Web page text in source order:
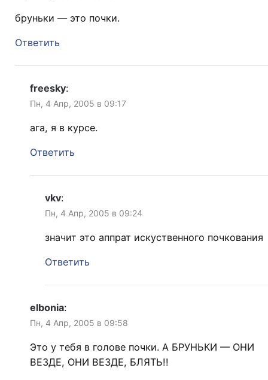
бруньки — это почки.
Ответить
freesky:
Пн, 4 Апр, 2005 в 09:17
ага, я в курсе.
Ответить
vkv:
Пн, 4 Апр, 2005 в 09:24
значит это аппрат искуственного почкования
Ответить
elbonia:
Пн, 4 Апр, 2005 в 09:58
Это у тебя в голове почки. А БРУНЬКИ — ОНИ
ВЕЗДЕ, ОНИ ВЕЗДЕ, БЛЯТЬ!!